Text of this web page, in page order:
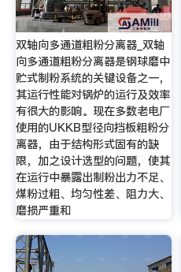
双轴向多通道粗粉分离器_双轴
向多通道粗粉分离器是钢球磨中
贮式制粉系统的关键设备之一，
其运行性能对锅炉的运行及效率
有很大的影响。现在多数老电厂
使用的UKKB型径向挡板粗粉分
离器，由于结构形式固有的缺
限，加之设计选型的问题，使其
在运行中暴露出制粉出力不足、
煤粉过粗、均匀性差、阻力大、
磨损严重和